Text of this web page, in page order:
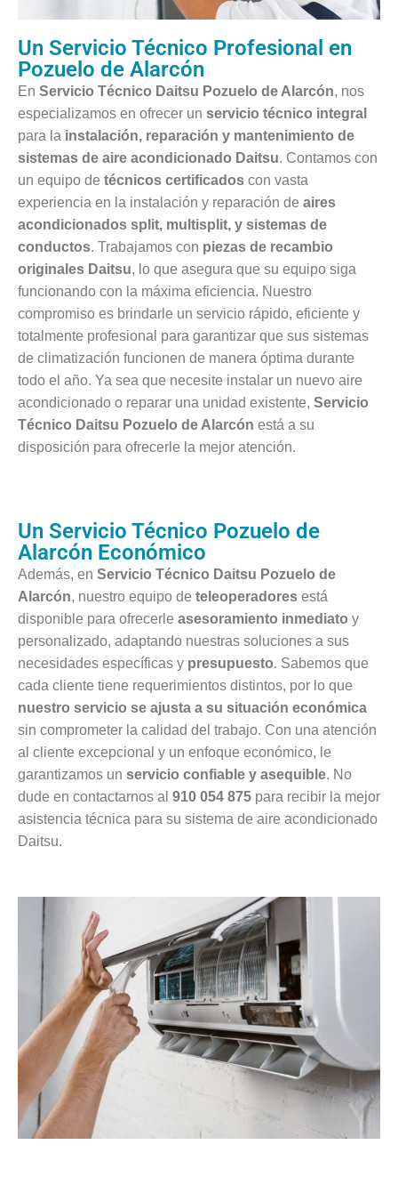
Un Servicio Técnico Profesional en
Pozuelo de Alarcón
En Servicio Técnico Daitsu Pozuelo de Alarcón, nos
especializamos en ofrecer un servicio técnico integral
para la instalación, reparación y mantenimiento de
sistemas de aire acondicionado Daitsu. Contamos con
un equipo de técnicos certificados con vasta
experiencia en la instalación y reparación de aires
acondicionados split, multisplit, y sistemas de
conductos. Trabajamos con piezas de recambio
originales Daitsu, lo que asegura que su equipo siga
funcionando con la máxima eficiencia. Nuestro
compromiso es brindarle un servicio rápido, eficiente y
totalmente profesional para garantizar que sus sistemas
de climatización funcionen de manera óptima durante
todo el año. Ya sea que necesite instalar un nuevo aire
acondicionado o reparar una unidad existente, Servicio
Técnico Daitsu Pozuelo de Alarcón está a su
disposición para ofrecerle la mejor atención.
Un Servicio Técnico Pozuelo de
Alarcón Económico
Además, en Servicio Técnico Daitsu Pozuelo de
Alarcón, nuestro equipo de teleoperadores está
disponible para ofrecerle asesoramiento inmediato y
personalizado, adaptando nuestras soluciones a sus
necesidades específicas y presupuesto. Sabemos que
cada cliente tiene requerimientos distintos, por lo que
nuestro servicio se ajusta a su situación económica
sin comprometer la calidad del trabajo. Con una atención
al cliente excepcional y un enfoque económico, le
garantizamos un servicio confiable y asequible. No
dude en contactarnos al 910 054 875 para recibir la mejor
asistencia técnica para su sistema de aire acondicionado
Daitsu.